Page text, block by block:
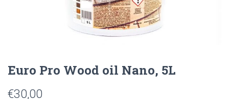
Euro Pro Wood oil Nano, 5L
€30,00